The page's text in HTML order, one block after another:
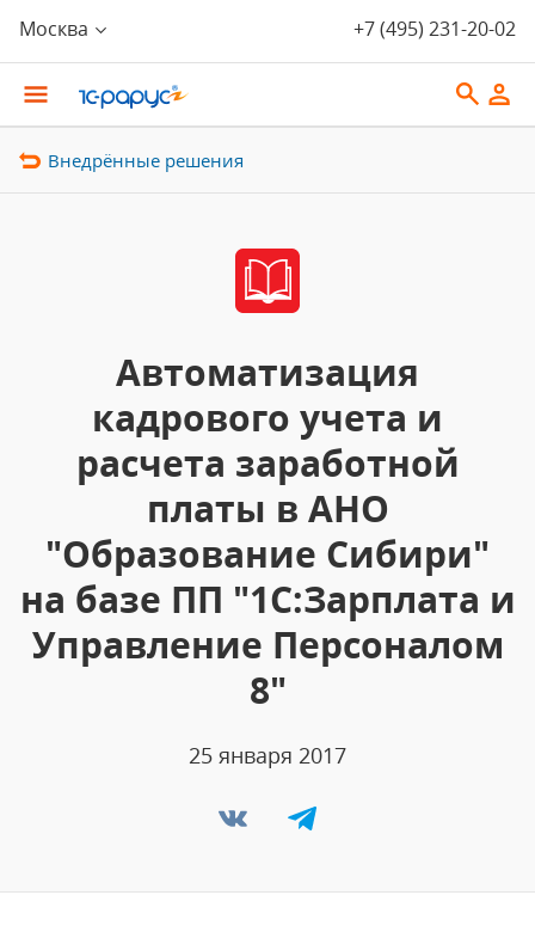
Москва +7 (495) 231-20-02
Внедрённые решения
Автоматизация
кадрового учета и
расчета заработной
платы в АНО
"Образование Сибири"
на базе ПП "1С:Зарплата и
Управление Персоналом
8"
25 января 2017